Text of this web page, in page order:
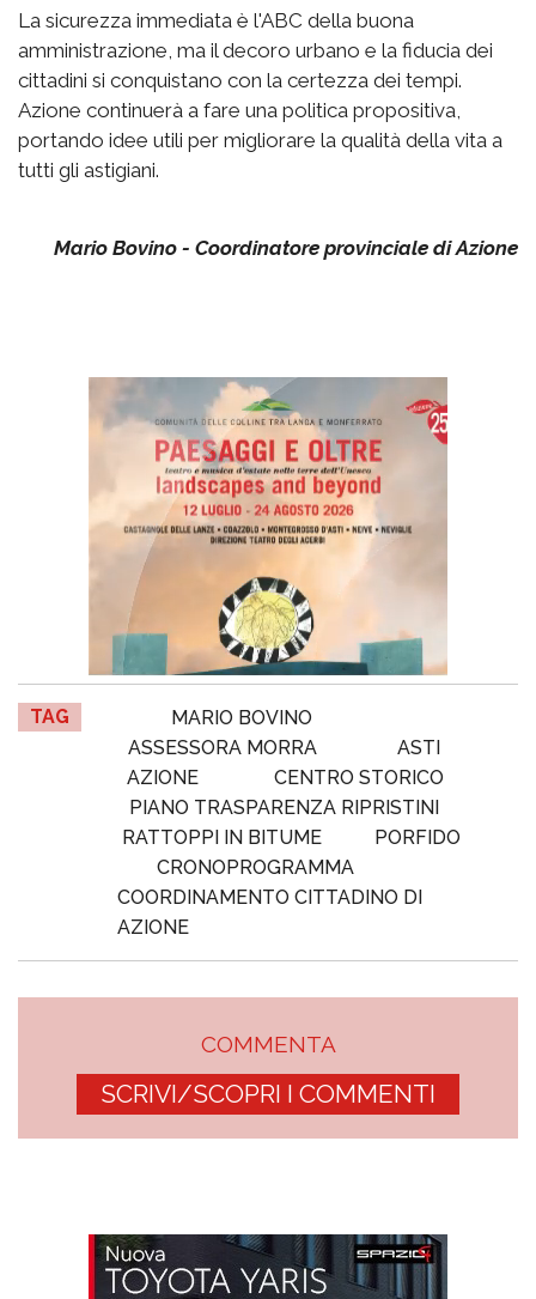
La sicurezza immediata è l'ABC della buona
amministrazione, ma il decoro urbano e la fiducia dei
cittadini si conquistano con la certezza dei tempi.
Azione continuerà a fare una politica propositiva,
portando idee utili per migliorare la qualità della vita a
tutti gli astigiani.
Mario Bovino - Coordinatore provinciale di Azione
TAG
MARIO BOVINO
ASSESSORA MORRA
ASTI
AZIONE
CENTRO STORICO
PIANO TRASPARENZA RIPRISTINI
RATTOPPI IN BITUME
PORFIDO
CRONOPROGRAMMA
COORDINAMENTO CITTADINO DI
AZIONE
COMMENTA
SCRIVI/SCOPRI I COMMENTI